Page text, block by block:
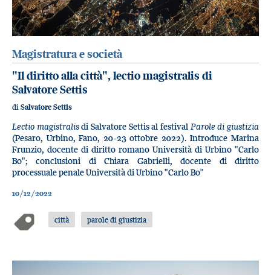
Magistratura e società
"Il diritto alla città", lectio magistralis di
Salvatore Settis
di Salvatore Settis
Lectio magistralisdi Salvatore Settis al festival Parole di giustizia
(Pesaro, Urbino, Fano, 20-23 ottobre 2022). Introduce Marina
Frunzio, docente di diritto romano Università di Urbino "Carlo
Bo"; conclusioni di Chiara Gabrielli, docente di diritto
processuale penale Università di Urbino "Carlo Bo"
10/12/2022
città parole di giustizia